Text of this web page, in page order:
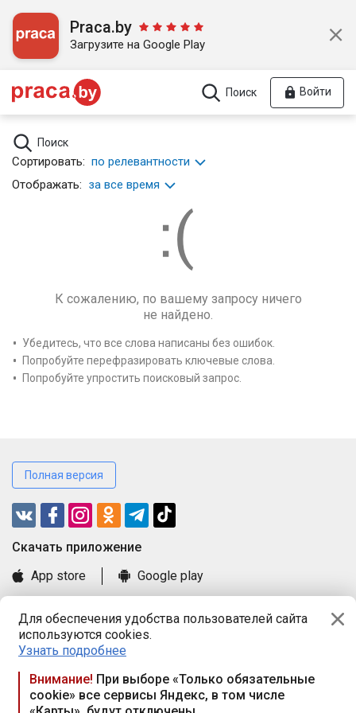
Для обеспечения удобства пользователей сайта
используются cookies.
Узнать подробнее
Внимание! При выборе «Только обязательные
cookie» все сервисы Яндекс, в том числе
Praca.by
Загрузите на Google Play
Поиск Войти
Поиск
Сортировать: по релевантности
Отображать: за все время
К сожалению, по вашему запросу ничего
не найдено.
Убедитесь, что все слова написаны без ошибок.
Попробуйте перефразировать ключевые слова.
Попробуйте упростить поисковый запрос.
Полная версия
Cкачать приложение
App store
Google play
Книга замечаний и предложений
Правила и документы
Praca.by © 2000—2026, ООО «ПРАЦА БАЙ»
Республика Беларусь, 220114, г. Минск, пр-т Независимости
117а, пом. № 9.